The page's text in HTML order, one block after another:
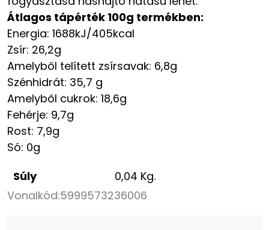
Átlagos tápérték 100g termékben:
Energia: 1688kJ/405kcal
Zsír: 26,2g
Amelyből telített zsírsavak: 6,8g
Szénhidrát: 35,7 g
Amelyből cukrok: 18,6g
Fehérje: 9,7g
Rost: 7,9g
Só: 0g
Súly
0,04 Kg.
Vonalkód:5999573236006